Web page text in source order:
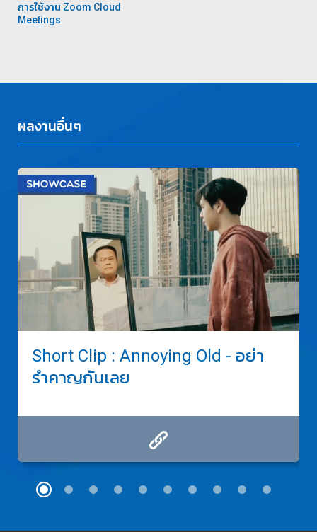
การใช้งาน Zoom Cloud
Meetings
ผลงานอื่นๆ
Short Clip : Annoying Old - อย่า
รำคาญกันเลย